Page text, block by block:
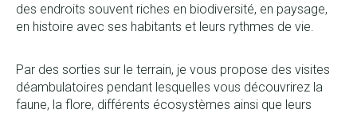
des endroits souvent riches en biodiversité, en paysage,
en histoire avec ses habitants et leurs rythmes de vie.
Par des sorties sur le terrain, je vous propose des visites
déambulatoires pendant lesquelles vous découvrirez la
faune, la flore, différents écosystèmes ainsi que leurs